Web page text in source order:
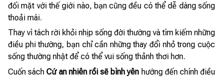
đối mặt với thế giới nào, bạn cũng đều có thể dễ dàng sống
thoải mái.
Thay vì tách rời khỏi nhịp sống đời thường và tìm kiếm những
điều phi thường, bạn chỉ cần những thay đổi nhỏ trong cuộc
sống thường nhật để có thể vui sống thảnh thơi hơn.
Cuốn sáchCứ an nhiên rồi sẽ bình yên hướng đến chính điều